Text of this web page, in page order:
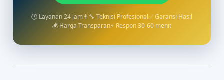
🕐 Layanan 24 jam👨‍🔧 Teknisi Profesional✅ Garansi Hasil
💰 Harga Transparan⚡ Respon 30-60 menit